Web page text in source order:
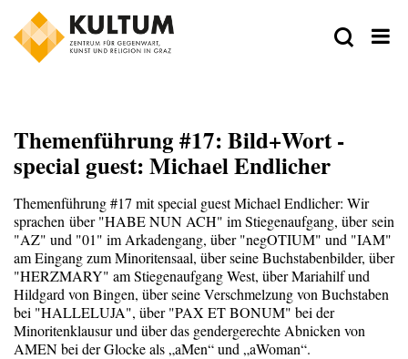
Themenführung #17: Bild+Wort -
special guest: Michael Endlicher
Themenführung #17 mit special guest Michael Endlicher: Wir
sprachen über "HABE NUN ACH" im Stiegenaufgang, über sein
"AZ" und "01" im Arkadengang, über "negOTIUM" und "IAM"
am Eingang zum Minoritensaal, über seine Buchstabenbilder, über
"HERZMARY" am Stiegenaufgang West, über Mariahilf und
Hildgard von Bingen, über seine Verschmelzung von Buchstaben
bei "HALLELUJA", über "PAX ET BONUM" bei der
Minoritenklausur und über das gendergerechte Abnicken von
AMEN bei der Glocke als „aMen“ und „aWoman“.